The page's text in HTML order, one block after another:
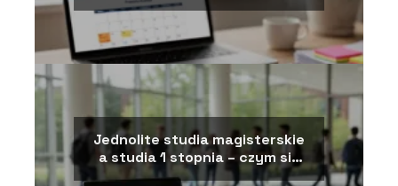
Jednolite studia magisterskie
a studia 1 stopnia – czym się
różnią?